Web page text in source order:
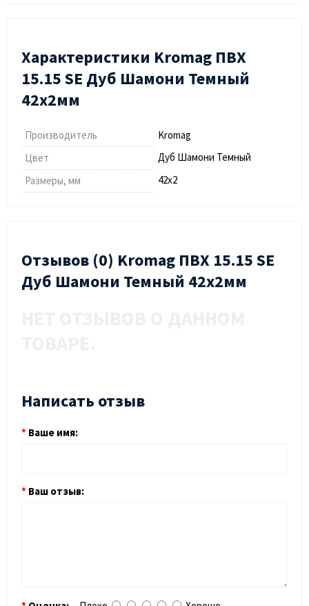
Характеристики Kromag ПВХ
15.15 SЕ Дуб Шамони Темный
42х2мм
Производитель
Kromag
Цвет
Дуб Шамони Темный
Размеры, мм
42х2
Отзывов (0) Kromag ПВХ 15.15 SЕ
Дуб Шамони Темный 42х2мм
Написать отзыв
Ваше имя:
Ваш отзыв: